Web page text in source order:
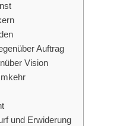
Auftrag
Vision
und Erwiderung